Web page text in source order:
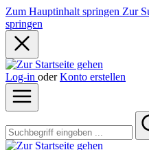
Zum Hauptinhalt springen Zur
springen
Log-in oder Konto erstellen